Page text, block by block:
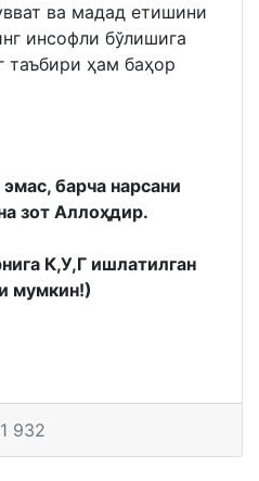
ва мадад етишини
инсофли бўлишига
таъбири ҳам баҳор
барча нарсани
зот Аллоҳдир.
К,У,Г ишлатилган
мумкин!)
1 932